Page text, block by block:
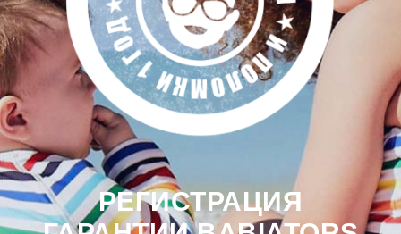
РЕГИСТРАЦИЯ